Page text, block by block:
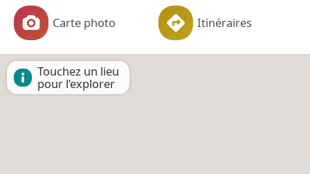
Carte photo Itinéraires
Touchez un lieu
pour l’explorer